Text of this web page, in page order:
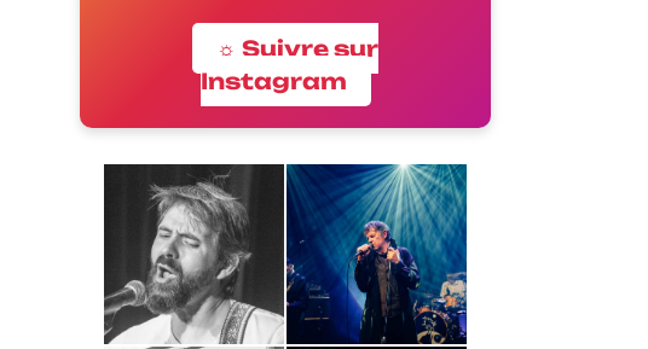
☼ Suivre sur
Instagram